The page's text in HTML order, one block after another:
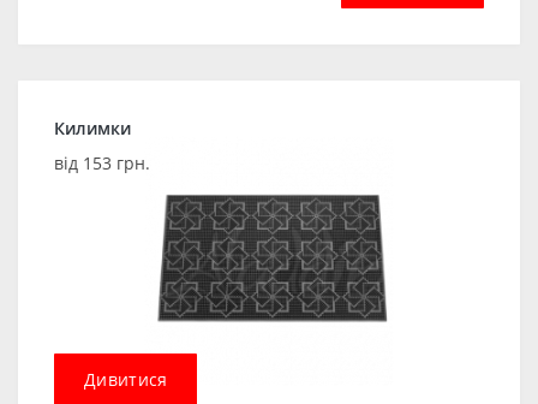
Килимки
від 153 грн.
Дивитися